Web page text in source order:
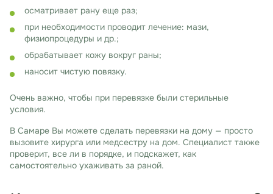
осматривает рану еще раз;
при необходимости проводит лечение: мази,
физиопроцедуры и др.;
обрабатывает кожу вокруг раны;
наносит чистую повязку.
Очень важно, чтобы при перевязке были стерильные
условия.
В Самаре Вы можете сделать перевязки на дому — просто
вызовите хирурга или медсестру на дом. Специалист также
проверит, все ли в порядке, и подскажет, как
самостоятельно ухаживать за раной.